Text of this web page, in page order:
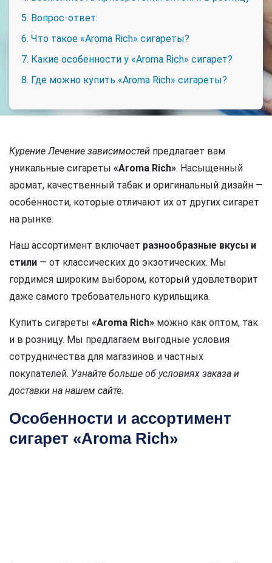
5. Вопрос-ответ:
6. Что такое «Aroma Rich» сигареты?
7. Какие особенности у «Aroma Rich» сигарет?
8. Где можно купить «Aroma Rich» сигареты?
Курение Лечение зависимостей предлагает вам
уникальные сигареты «Aroma Rich». Насыщенный
аромат, качественный табак и оригинальный дизайн —
особенности, которые отличают их от других сигарет
на рынке.
Наш ассортимент включает разнообразные вкусы и
стили — от классических до экзотических. Мы
гордимся широким выбором, который удовлетворит
даже самого требовательного курильщика.
Купить сигареты «Aroma Rich» можно как оптом, так
и в розницу. Мы предлагаем выгодные условия
сотрудничества для магазинов и частных
покупателей. Узнайте больше об условиях заказа и
доставки на нашем сайте.
Особенности и ассортимент
сигарет «Aroma Rich»